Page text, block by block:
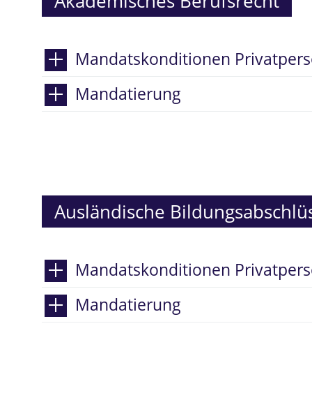
Mandatskonditionen
Mandatierung
Ausländische
Mandatskonditionen
Mandatierung